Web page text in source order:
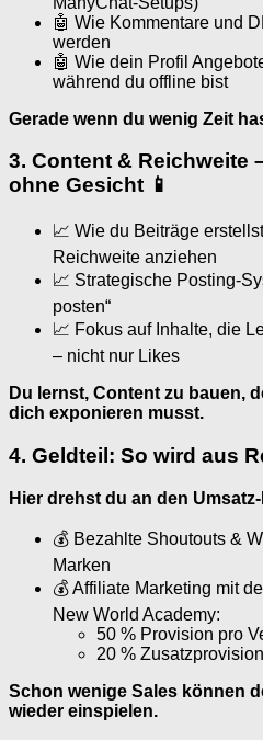
🤖 Wie Kommentare und
werden
🤖 Wie dein Profil
während du offline bist
Gerade wenn du wenig Zeit
3. Content & Reichweite
ohne Gesicht 📱
📈 Wie du Beiträge
Reichweite anziehen
📈 Strategische Posting-
posten“
📈 Fokus auf Inhalte, die
– nicht nur Likes
Du lernst, Content zu bauen,
dich exponieren musst.
4. Geldteil: So wird aus
Hier drehst du an den
💰 Bezahlte Shoutouts &
Marken
💰 Affiliate Marketing mit
New World Academy:
50 % Provision pro
20 %
Schon wenige Sales können
wieder einspielen.